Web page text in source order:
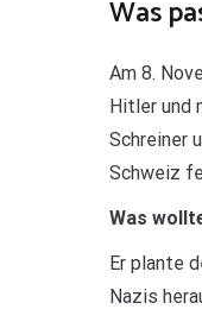
Was
Am 8.
Hitler und
Schreiner
Schweiz
Was
Er plante
Nazis